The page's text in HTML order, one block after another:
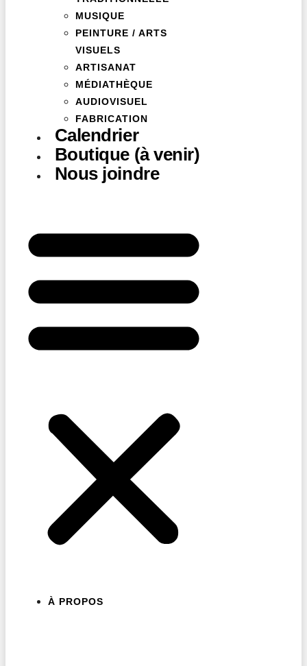
MUSIQUE
PEINTURE / ARTS
VISUELS
ARTISANAT
MÉDIATHÈQUE
AUDIOVISUEL
FABRICATION
Calendrier
Boutique (à venir)
Nous joindre
À PROPOS